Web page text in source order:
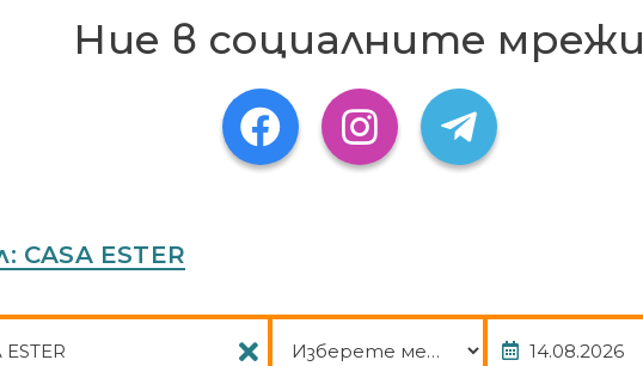
debit card, or cash deposit may be required at check-in for incidental charges
and may incur additional charges; special requests cannot be guaranteed
host will greet guests on arrival.
Ние в социалните мрежи
CASA ESTER